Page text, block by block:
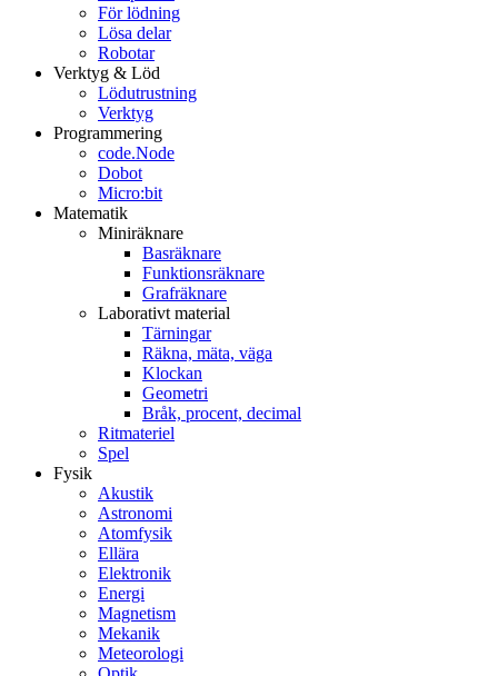
För lödning
Lösa delar
Robotar
Verktyg & Löd
Lödutrustning
Verktyg
Programmering
code.Node
Dobot
Micro:bit
Matematik
Miniräknare
Basräknare
Funktionsräknare
Grafräknare
Laborativt material
Tärningar
Räkna, mäta, väga
Klockan
Geometri
Bråk, procent, decimal
Ritmateriel
Spel
Fysik
Akustik
Astronomi
Atomfysik
Ellära
Elektronik
Energi
Magnetism
Mekanik
Meteorologi